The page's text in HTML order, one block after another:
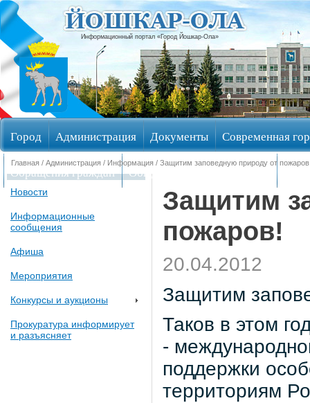
Информационный портал «Город Йошкар-Ола»
Город Администрация Документы Современная
Обращения граждан Общественные обсуждения
Главная / Администрация / Информация / Защитим заповедную природу от
Новости
Информационные
сообщения
Афиша
Мероприятия
Конкурсы и аукционы
Прокуратура информирует
и разъясняет
Защитим
пожаров!
20.04.2012
Защитим
Таков в этом
-
поддержки
территориям